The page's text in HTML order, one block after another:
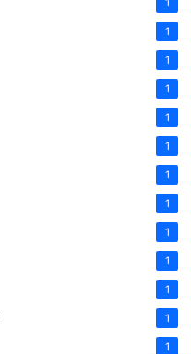
1
1
1
1
1
1
1
1
1
1
1
1
1